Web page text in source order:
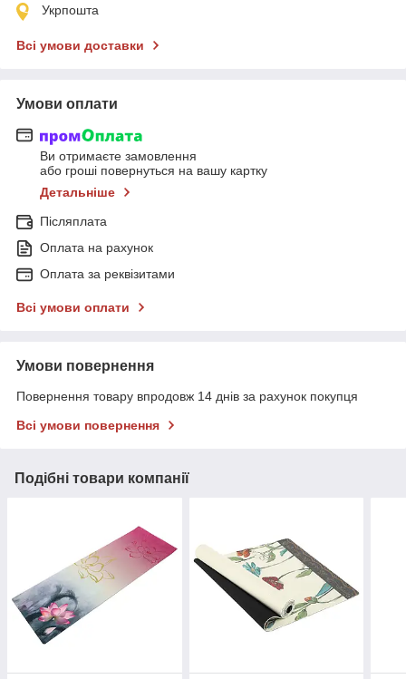
Укрпошта
Всі умови доставки
Умови оплати
Ви отримаєте замовлення
або гроші повернуться на вашу картку
Детальніше
Післяплата
Оплата на рахунок
Оплата за реквізитами
Всі умови оплати
Умови повернення
Повернення товару впродовж 14 днів за рахунок покупця
Всі умови повернення
Подібні товари компанії